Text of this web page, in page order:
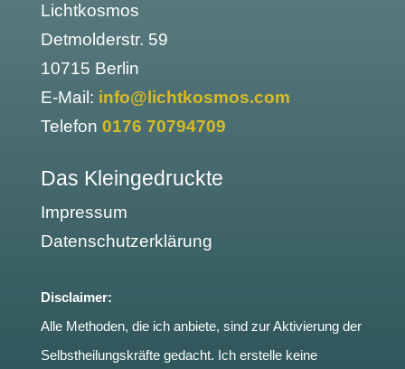
Lichtkosmos
Detmolderstr. 59
10715 Berlin
E-Mail: info@lichtkosmos.com
Telefon 0176 70794709
Das Kleingedruckte
Impressum
Datenschutzerklärung
Disclaimer:
Alle Methoden, die ich anbiete, sind zur Aktivierung der
Selbstheilungskräfte gedacht. Ich erstelle keine